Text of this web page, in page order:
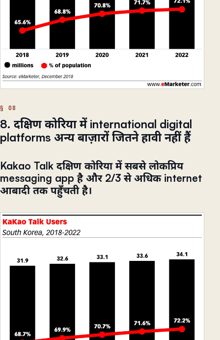
8. दक्षिण कोरिया में international digital
platforms अन्य बाज़ारों जितने हावी नहीं हैं
Kakao Talk दक्षिण कोरिया में सबसे लोकप्रिय
messaging app है और 2/3 से अधिक internet
आबादी तक पहुँचती है।